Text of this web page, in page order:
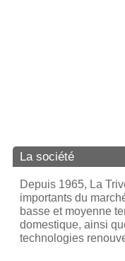
La société
Depuis 1965, La
importants du
basse et moyenne
domestique, ainsi
technologies